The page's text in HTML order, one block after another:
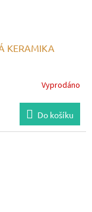
KERAMIKA
Vyprodáno
Do košíku